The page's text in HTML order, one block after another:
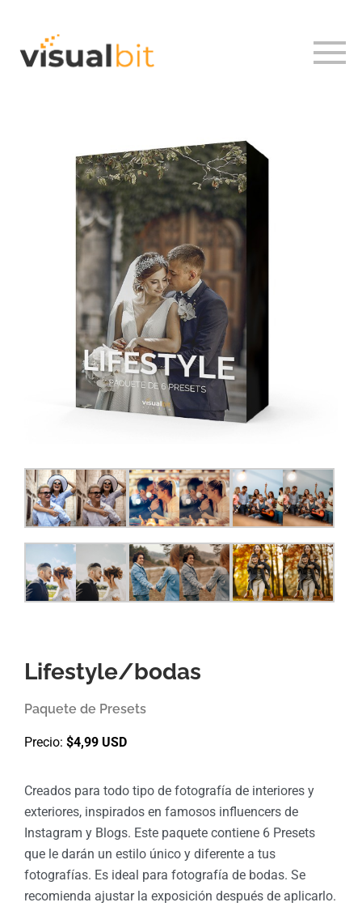
Lifestyle/bodas
Paquete de Presets
Precio: $4,99 USD
Creados para todo tipo de fotografía de interiores y
exteriores, inspirados en famosos influencers de
Instagram y Blogs. Este paquete contiene 6 Presets
que le darán un estilo único y diferente a tus
fotografías. Es ideal para fotografía de bodas. Se
recomienda ajustar la exposición después de aplicarlo.